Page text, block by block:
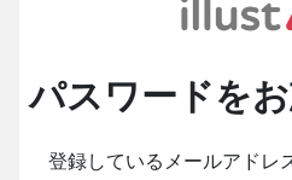
パスワードを
登録しているメールアドレ